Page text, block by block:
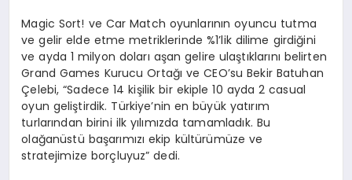
Magic Sort! ve Car Match oyunlarının oyuncu tutma
ve gelir elde etme metriklerinde %1’lik dilime girdiğini
ve ayda 1 milyon doları aşan gelire ulaştıklarını belirten
Grand Games Kurucu Ortağı ve CEO’su Bekir Batuhan
Çelebi, “Sadece 14 kişilik bir ekiple 10 ayda 2 casual
oyun geliştirdik. Türkiye’nin en büyük yatırım
turlarından birini ilk yılımızda tamamladık. Bu
olağanüstü başarımızı ekip kültürümüze ve
stratejimize borçluyuz” dedi.